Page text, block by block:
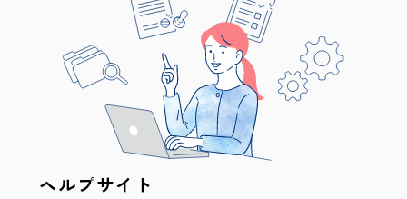
ヘルプサイト